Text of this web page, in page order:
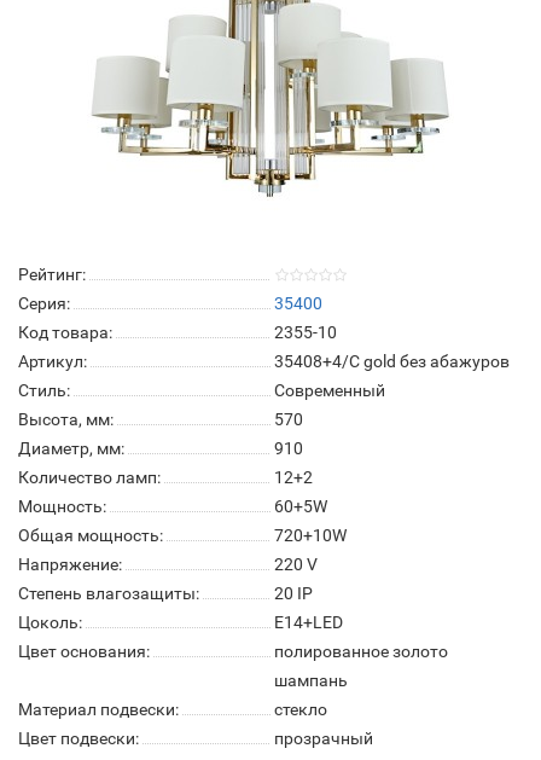
Рейтинг:
Серия:
35400
Код товара:
2355-10
Артикул:
35408+4/C gold без абажуров
Стиль:
Современный
Высота, мм:
570
Диаметр, мм:
910
Количество ламп:
12+2
Мощность:
60+5W
Общая мощность:
720+10W
Напряжение:
220 V
Степень влагозащиты:
20 IP
Цоколь:
E14+LED
Цвет основания:
полированное золото
шампань
Материал подвески:
стекло
Цвет подвески:
прозрачный